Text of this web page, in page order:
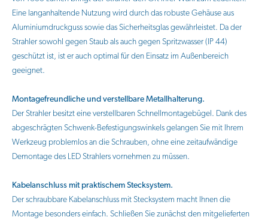
Eine langanhaltende Nutzung wird durch das robuste Gehäuse aus
Aluminiumdruckguss sowie das Sicherheitsglas gewährleistet. Da der
Strahler sowohl gegen Staub als auch gegen Spritzwasser (IP 44)
geschützt ist, ist er auch optimal für den Einsatz im Außenbereich
geeignet.
Montagefreundliche und verstellbare Metallhalterung.
Der Strahler besitzt eine verstellbaren Schnellmontagebügel. Dank des
abgeschrägten Schwenk-Befestigungswinkels gelangen Sie mit Ihrem
Werkzeug problemlos an die Schrauben, ohne eine zeitaufwändige
Demontage des LED Strahlers vornehmen zu müssen.
Kabelanschluss mit praktischem Stecksystem.
Der schraubbare Kabelanschluss mit Stecksystem macht Ihnen die
Montage besonders einfach. Schließen Sie zunächst den mitgelieferten